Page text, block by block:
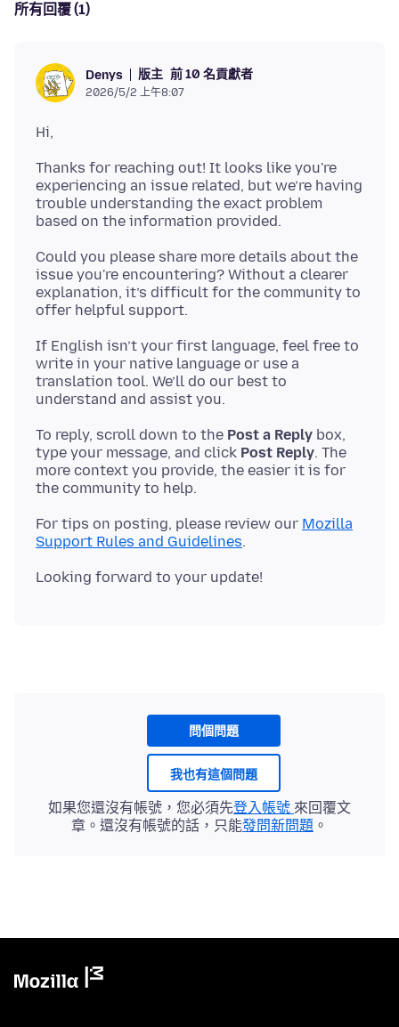
所有回覆 (1)
Denys 版主 前 10 名貢獻者
2026/5/2 上午8:07
Thanks for reaching out! It looks like you're
experiencing an issue related, but we’re having
trouble understanding the exact problem
Could you please share more details about the
issue you're encountering? Without a clearer
explanation, it’s difficult for the community to
If English isn’t your first language, feel free to
write in your native language or use a
translation tool. We’ll do our best to
To reply, scroll down to the Post a Reply box,
type your message, and click Post Reply. The
more context you provide, the easier it is for
For tips on posting, please review our Mozilla
Support Rules and Guidelines
問個問題
我也有這個問題
如果您還沒有帳號，您必須先登入帳號 來回覆文
章。還沒有帳號的話，只能發問新問題 。